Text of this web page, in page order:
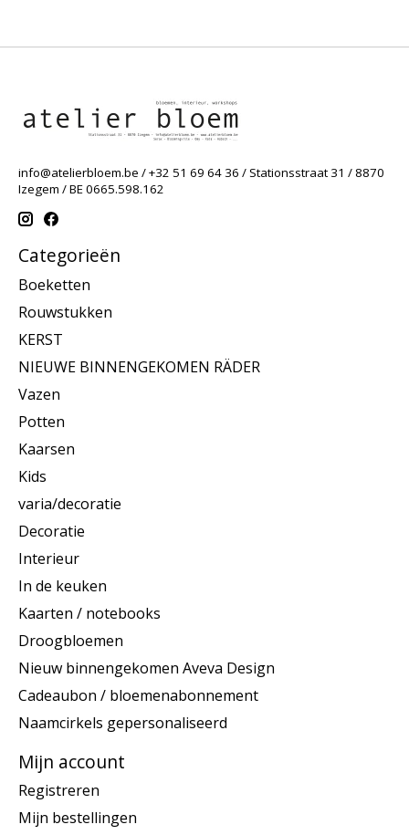
info@atelierbloem.be / +32 51 69 64 36 / Stationsstraat 31 / 8870
Izegem / BE 0665.598.162
Categorieën
Boeketten
Rouwstukken
KERST
NIEUWE BINNENGEKOMEN RÄDER
Vazen
Potten
Kaarsen
Kids
varia/decoratie
Decoratie
Interieur
In de keuken
Kaarten / notebooks
Droogbloemen
Nieuw binnengekomen Aveva Design
Cadeaubon / bloemenabonnement
Naamcirkels gepersonaliseerd
Mijn account
Registreren
Mijn bestellingen